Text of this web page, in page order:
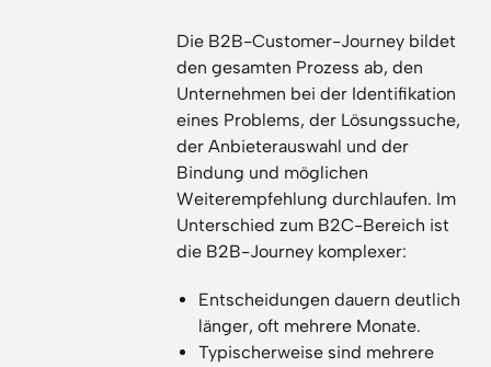
Die B2B-Customer-Journey bildet
den gesamten Prozess ab, den
Unternehmen bei der Identifikation
eines Problems, der Lösungssuche,
der Anbieterauswahl und der
Bindung und möglichen
Weiterempfehlung durchlaufen. Im
Unterschied zum B2C-Bereich ist
die B2B-Journey komplexer:
Entscheidungen dauern deutlich
länger, oft mehrere Monate.
Typischerweise sind mehrere